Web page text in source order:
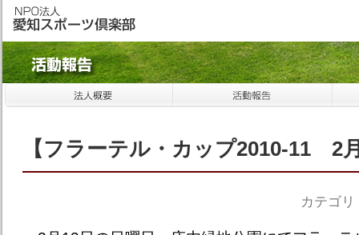
【フラーテル・カップ2010-11 2
カテゴ